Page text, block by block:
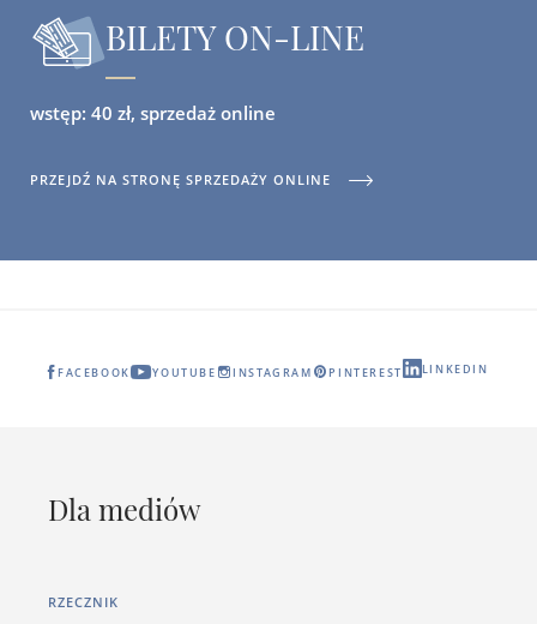
BILETY ON-LINE
wstęp: 40 zł, sprzedaż online
PRZEJDŹ NA STRONĘ SPRZEDAŻY ONLINE
FACEBOOK YOUTUBE INSTAGRAM PINTEREST LINKEDIN
Dla mediów
RZECZNIK